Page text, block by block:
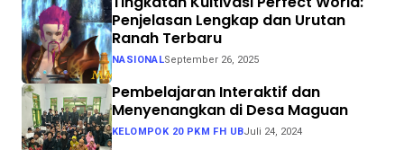
Penjelasan Lengkap dan Urutan
Ranah Terbaru
NASIONALSeptember 26, 2025
Pembelajaran Interaktif dan
Menyenangkan di Desa Maguan
KELOMPOK 20 PKM FH UBJuli 24, 2024